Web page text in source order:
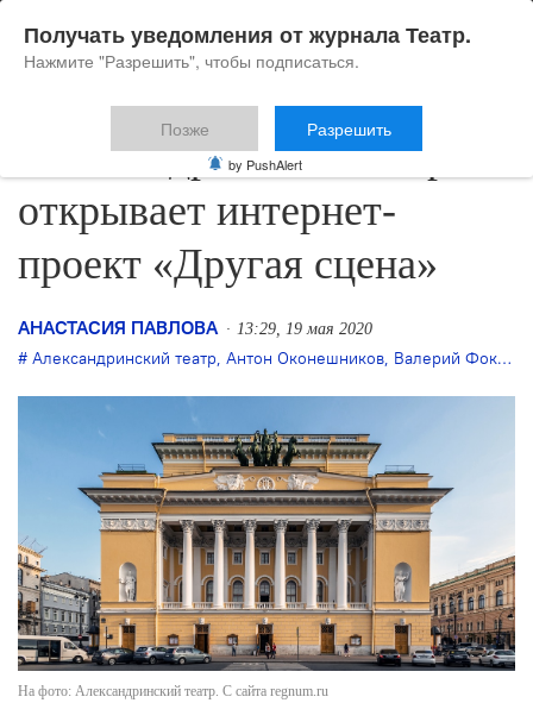
Александринский театр
открывает интернет-
проект «Другая сцена»
АНАСТАСИЯ ПАВЛОВА 13:29, 19 мая 2020
Александринский театр, Антон Оконешников, Валерий Фокин
На фото: Александринский театр. С сайта regnum.ru
Получать уведомления от журнала Театр.
Нажмите "Разрешить", чтобы подписаться.
Позже Разрешить
by PushAlert